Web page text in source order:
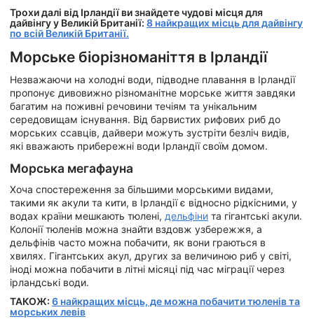
Трохи далі від Ірландії ви знайдете чудові місця для
дайвінгу у Великій Британії: 8 найкращих місць для дайвінгу
по всій Великій Британії.
Морське біорізноманіття в Ірландії
Незважаючи на холодні води, підводне плавання в Ірландії
пропонує дивовижно різноманітне морське життя завдяки
багатим на поживні речовини течіям та унікальним
середовищам існування. Від барвистих рифових риб до
морських ссавців, дайвери можуть зустріти безліч видів,
які вважають прибережні води Ірландії своїм домом.
Морська мегафауна
Хоча спостереження за більшими морськими видами,
такими як акули та кити, в Ірландії є відносно рідкісними, у
водах країни мешкають тюлені, дельфіни та гігантські акули.
Колонії тюленів можна знайти вздовж узбережжя, а
дельфінів часто можна побачити, як вони граються в
хвилях. Гігантських акул, других за величиною риб у світі,
іноді можна побачити в літні місяці під час міграції через
ірландські води.
ТАКОЖ: 6 найкращих місць, де можна побачити тюленів та
морських левів